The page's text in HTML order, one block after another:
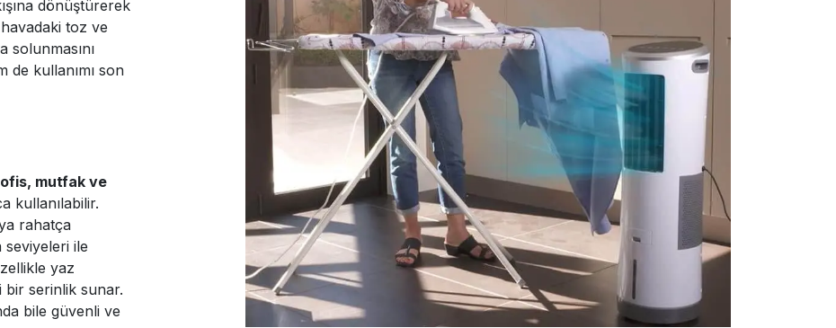
dönüştürerek
toz ve
solunmasını
de kullanımı son
ofis, mutfak ve
kullanılabilir.
rahatça
seviyeleri ile
yaz
bir serinlik sunar.
bile güvenli ve